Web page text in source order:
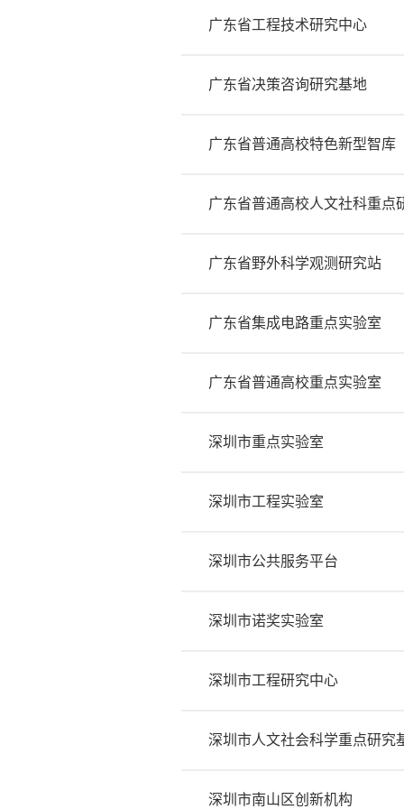
广东省工程技术研究中心
广东省决策咨询研究基地
广东省普通高校特色新型智库
广东省普通高校人文社科重点
广东省野外科学观测研究站
广东省集成电路重点实验室
广东省普通高校重点实验室
深圳市重点实验室
深圳市工程实验室
深圳市公共服务平台
深圳市诺奖实验室
深圳市工程研究中心
深圳市人文社会科学重点研究
深圳市南山区创新机构